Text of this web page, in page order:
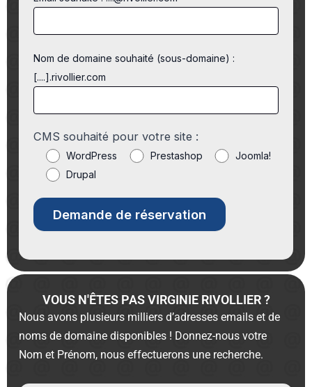
Nom de domaine souhaité (sous-domaine) :
[....].rivollier.com
CMS souhaité pour votre site :
WordPress Prestashop
Joomla!
Drupal
VOUS N'ÊTES PAS VIRGINIE RIVOLLIER ?
Nous avons plusieurs milliers d’adresses emails et de
noms de domaine disponibles ! Donnez-nous votre
Nom et Prénom, nous effectuerons une recherche.